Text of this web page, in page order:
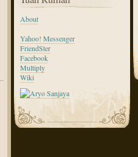
About
Yahoo! Messenger
FriendSter
Facebook
Multiply
Wiki